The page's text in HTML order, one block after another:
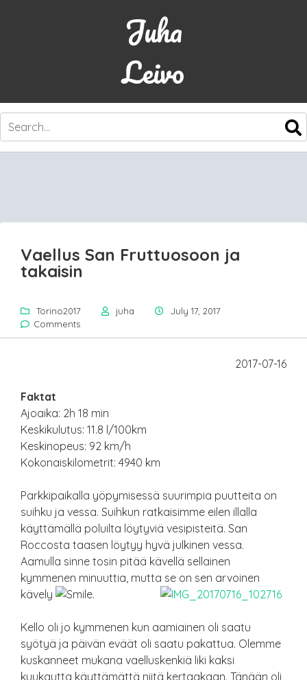
Juha
Leivo
SKIP
CONTENT
Vaellus San Fruttuosoon ja
takaisin
Torino2017 juha
July 17, 2017
Comments
2017-07-16
Faktat
Ajoaika: 2h 18 min
Keskikulutus: 11.8 l/100km
Keskinopeus: 92 km/h
Kokonaiskilometrit: 4940 km
Parkkipaikalla yöpymisessä suurimpia puutteita on
suihku ja vessa. Suihkun ratkaisimme eilen illalla
käyttämällä poluilta löytyviä vesipisteitä. San
Roccosta taasen löytyy hyvä julkinen vessa.
Aamulla sinne tosin pitää kävellä sellainen
kymmenen minuuttia, mutta se on sen arvoinen
kävely
.
Kello oli jo kymmenen kun aamiainen oli saatu
syötyä ja päivän eväät oli saatu pakattua. Olemme
kuskanneet mukana vaelluskenkiä liki kaksi
kuukautta käyttämättä niitä kertaakaan. Tänään oli